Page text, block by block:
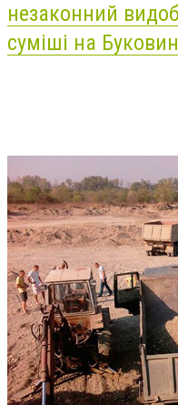
незаконний
суміші на